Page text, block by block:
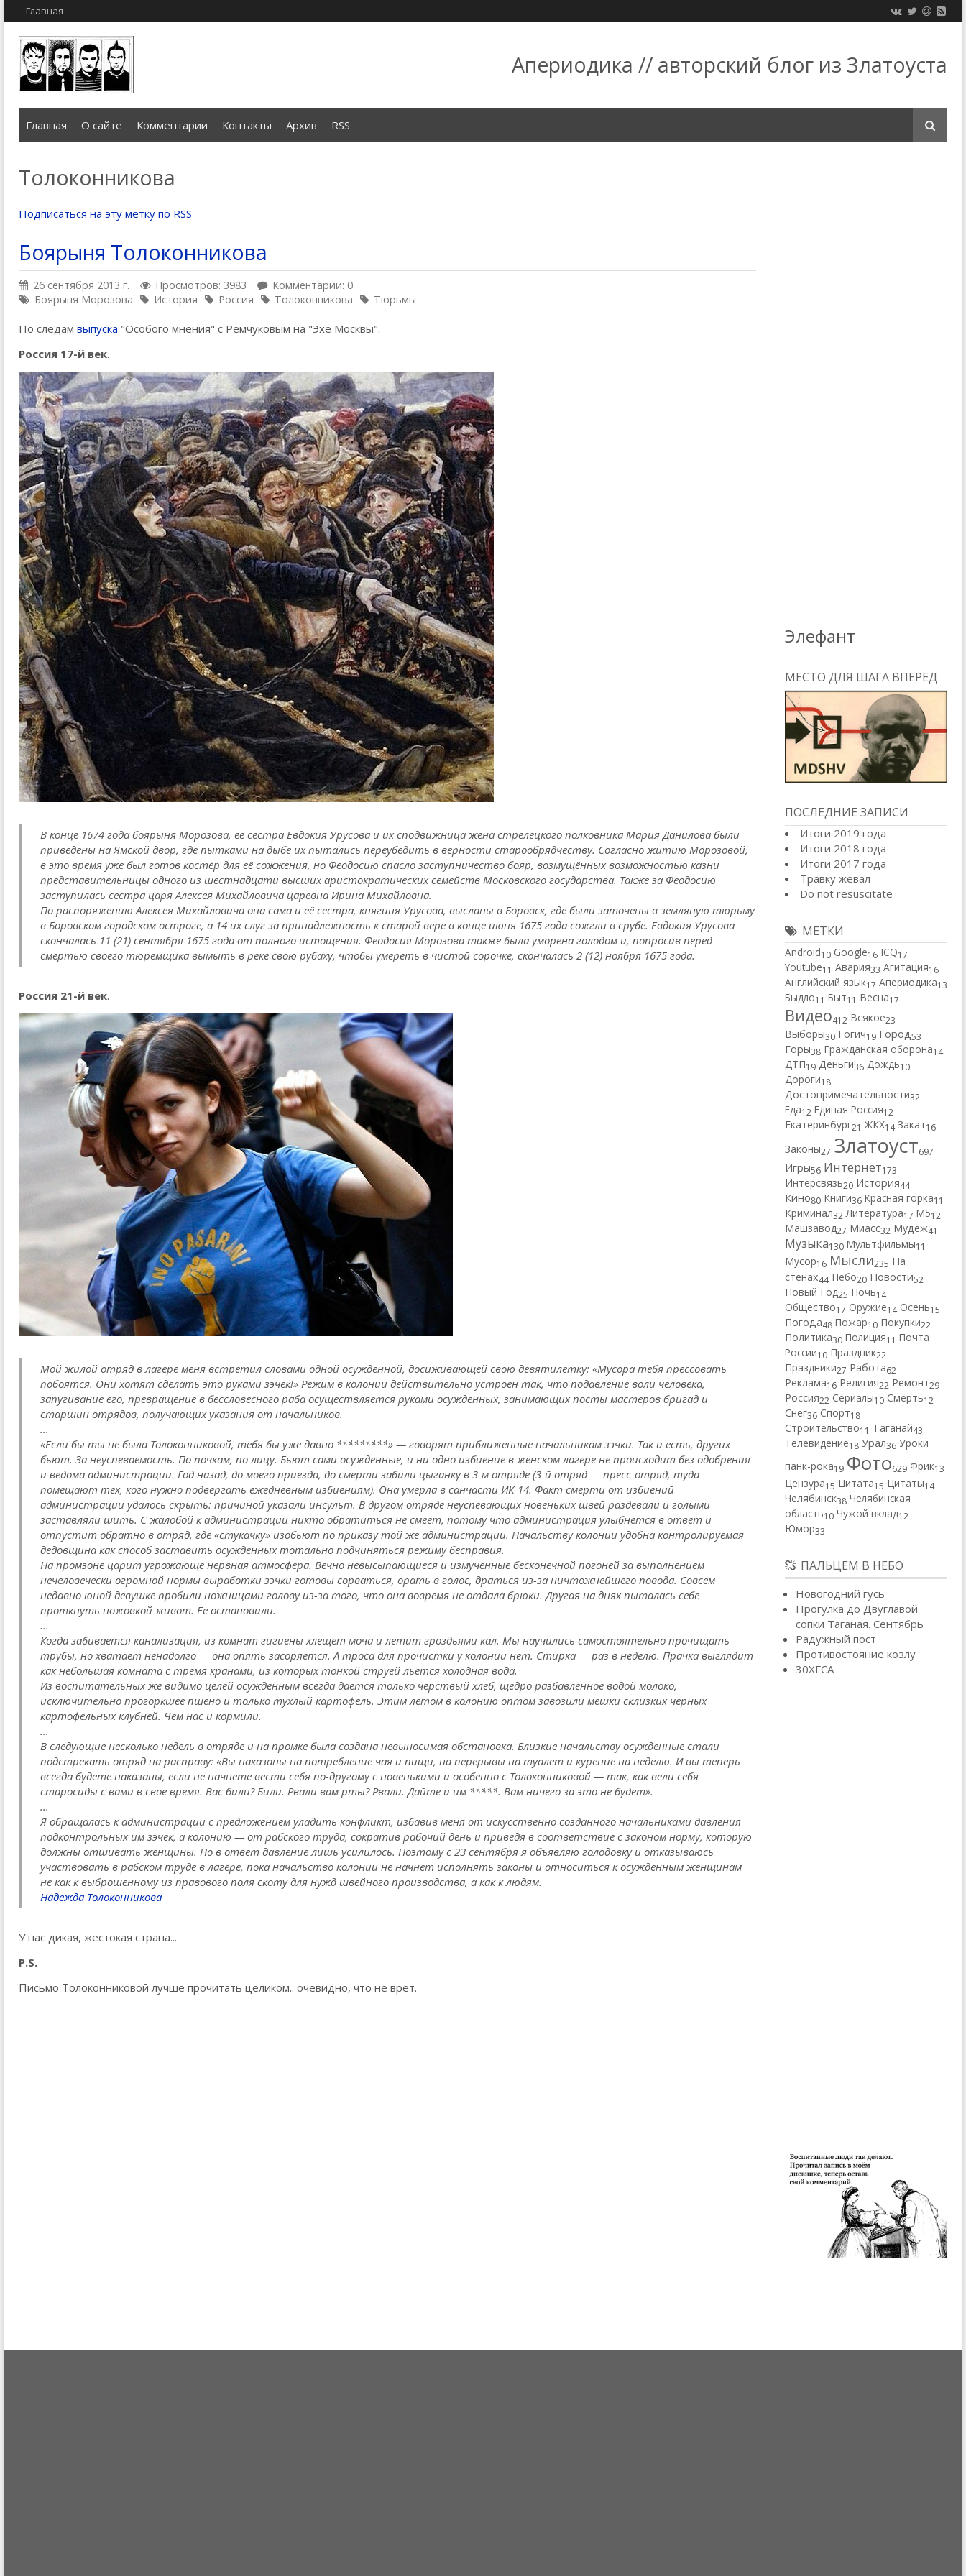
Главная
Апериодика // авторский блог из Златоуста
Главная О сайте Комментарии Контакты Архив RSS
Толоконникова
Подписаться на эту метку по RSS
Боярыня Толоконникова
26 сентября 2013 г. Просмотров: 3983
Комментарии: 0
Боярыня Морозова
История Россия Толоконникова Тюрьмы
По следам выпуска "Особого мнения" с Ремчуковым на "Эхе Москвы".
Россия 17-й век.
В конце 1674 года боярыня Морозова, её сестра Евдокия Урусова и их сподвижница жена стрелецкого полковника Мария Данилова были
приведены на Ямской двор, где пытками на дыбе их пытались переубедить в верности старообрядчеству. Согласно житию Морозовой,
в это время уже был готов костёр для её сожжения, но Феодосию спасло заступничество бояр, возмущённых возможностью казни
представительницы одного из шестнадцати высших аристократических семейств Московского государства. Также за Феодосию
заступилась сестра царя Алексея Михайловича царевна Ирина Михайловна.
По распоряжению Алексея Михайловича она сама и её сестра, княгиня Урусова, высланы в Боровск, где были заточены в земляную тюрьму
в Боровском городском остроге, а 14 их слуг за принадлежность к старой вере в конце июня 1675 года сожгли в срубе. Евдокия Урусова
скончалась 11 (21) сентября 1675 года от полного истощения. Феодосия Морозова также была уморена голодом и, попросив перед
смертью своего тюремщика вымыть в реке свою рубаху, чтобы умереть в чистой сорочке, скончалась 2 (12) ноября 1675 года.
Россия 21-й век.
Мой жилой отряд в лагере меня встретил словами одной осужденной, досиживающей свою девятилетку: «Мусора тебя прессовать
побоятся. Они хотят сделать это руками зэчек!» Режим в колонии действительно устроен так, что подавление воли человека,
запугивание его, превращение в бессловесного раба осуществляется руками осужденных, занимающих посты мастеров бригад и
старшин отрядов, получающих указания от начальников.
...
«Если бы ты не была Толоконниковой, тебя бы уже давно *********» — говорят приближенные начальникам зэчки. Так и есть, других
бьют. За неуспеваемость. По почкам, по лицу. Бьют сами осужденные, и ни одно избиение в женском лагере не происходит без одобрения
и ведома администрации. Год назад, до моего приезда, до смерти забили цыганку в 3-м отряде (3-й отряд — пресс-отряд, туда
помещают тех, кого нужно подвергать ежедневным избиениям). Она умерла в санчасти ИК-14. Факт смерти от избиений
администрации удалось скрыть: причиной указали инсульт. В другом отряде неуспевающих новеньких швей раздевали и голыми
заставляли шить. С жалобой к администрации никто обратиться не смеет, потому что администрация улыбнется в ответ и
отпустит обратно в отряд, где «стукачку» изобьют по приказу той же администрации. Начальству колонии удобна контролируемая
дедовщина как способ заставить осужденных тотально подчиняться режиму бесправия.
На промзоне царит угрожающе нервная атмосфера. Вечно невысыпающиеся и измученные бесконечной погоней за выполнением
нечеловечески огромной нормы выработки зэчки готовы сорваться, орать в голос, драться из-за ничтожнейшего повода. Совсем
недавно юной девушке пробили ножницами голову из-за того, что она вовремя не отдала брюки. Другая на днях пыталась себе
проткнуть ножовкой живот. Ее остановили.
...
Когда забивается канализация, из комнат гигиены хлещет моча и летит гроздьями кал. Мы научились самостоятельно прочищать
трубы, но хватает ненадолго — она опять засоряется. А троса для прочистки у колонии нет. Стирка — раз в неделю. Прачка выглядит
как небольшая комната с тремя кранами, из которых тонкой струей льется холодная вода.
Из воспитательных же видимо целей осужденным всегда дается только черствый хлеб, щедро разбавленное водой молоко,
исключительно прогоркшее пшено и только тухлый картофель. Этим летом в колонию оптом завозили мешки склизких черных
картофельных клубней. Чем нас и кормили.
...
В следующие несколько недель в отряде и на промке была создана невыносимая обстановка. Близкие начальству осужденные стали
подстрекать отряд на расправу: «Вы наказаны на потребление чая и пищи, на перерывы на туалет и курение на неделю. И вы теперь
всегда будете наказаны, если не начнете вести себя по-другому с новенькими и особенно с Толоконниковой — так, как вели себя
старосиды с вами в свое время. Вас били? Били. Рвали вам рты? Рвали. Дайте и им *****. Вам ничего за это не будет».
...
Я обращалась к администрации с предложением уладить конфликт, избавив меня от искусственно созданного начальниками давления
подконтрольных им зэчек, а колонию — от рабского труда, сократив рабочий день и приведя в соответствие с законом норму, которую
должны отшивать женщины. Но в ответ давление лишь усилилось. Поэтому с 23 сентября я объявляю голодовку и отказываюсь
участвовать в рабском труде в лагере, пока начальство колонии не начнет исполнять законы и относиться к осужденным женщинам
не как к выброшенному из правового поля скоту для нужд швейного производства, а как к людям.
Надежда Толоконникова
У нас дикая, жестокая страна...
P.S.
Письмо Толоконниковой лучше прочитать целиком.. очевидно, что не врет.
Элефант
МЕСТО ДЛЯ ШАГА ВПЕРЕД
ПОСЛЕДНИЕ ЗАПИСИ
Итоги 2019 года
Итоги 2018 года
Итоги 2017 года
Травку жевал
Do not resuscitate
МЕТКИ
Android10 Google16 ICQ17
Youtube11 Авария33 Агитация16
Английский язык17 Апериодика13
Быдло11 Быт11 Весна17
Видео412 Всякое23
Выборы30 Гогич19 Город53
Горы38 Гражданская оборона14
ДТП19 Деньги36 Дождь10
Дороги18
Достопримечательности32
Еда12 Единая Россия12
Екатеринбург21 ЖКХ14 Закат16
Законы27 Златоуст697
Игры56 Интернет173
Интерсвязь20 История44
Кино80 Книги36 Красная горка11
Криминал32 Литература17 М512
Машзавод27 Миасс32 Мудеж41
Музыка130 Мультфильмы11
Мусор16 Мысли235 На
стенах44 Небо20 Новости52
Новый Год25 Ночь14
Общество17 Оружие14 Осень15
Погода48 Пожар10 Покупки22
Политика30 Полиция11 Почта
России10 Праздник22
Праздники27 Работа62
Реклама16 Религия22 Ремонт29
Россия22 Сериалы10 Смерть12
Снег36 Спорт18
Строительство11 Таганай43
Телевидение18 Урал36 Уроки
панк-рока19 Фото629 Фрик13
Цензура15 Цитата15 Цитаты14
Челябинск38 Челябинская
область10 Чужой вклад12
Юмор33
ПАЛЬЦЕМ В НЕБО
Новогодний гусь
Прогулка до Двуглавой
сопки Таганая. Сентябрь
Радужный пост
Противостояние козлу
30ХГСА